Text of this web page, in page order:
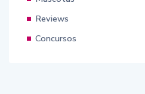
Reviews
Concursos